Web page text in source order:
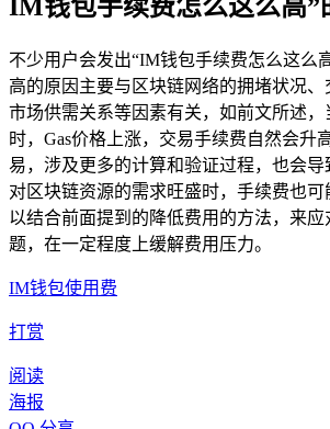
IM钱包手续费怎么这么高”
不少用户会发出“IM钱包手续费怎么这么
高的原因主要与区块链网络的拥堵状况
市场供需关系等因素有关，如前文所述
时，Gas价格上涨，交易手续费自然会升
易，涉及更多的计算和验证过程，也会
对区块链资源的需求旺盛时，手续费也
以结合前面提到的降低费用的方法，来应
题，在一定程度上缓解费用压力。
IM钱包使用费
打赏
阅读
海报